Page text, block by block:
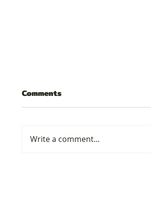
Comments
Write a comment...